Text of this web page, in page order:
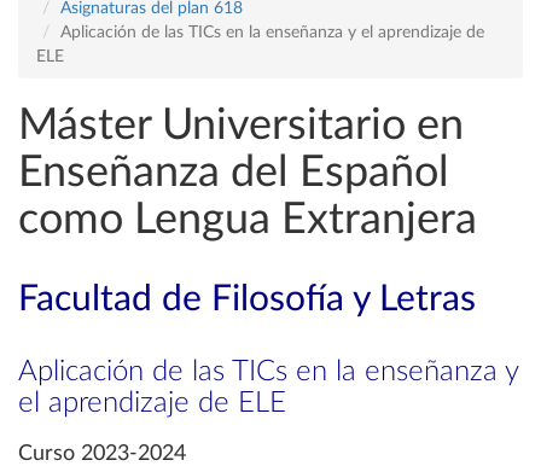
Asignaturas del plan 618
Aplicación de las TICs en la enseñanza y el aprendizaje de
ELE
Máster Universitario en
Enseñanza del Español
como Lengua Extranjera
Facultad de Filosofía y Letras
Aplicación de las TICs en la enseñanza y
el aprendizaje de ELE
Curso 2023-2024